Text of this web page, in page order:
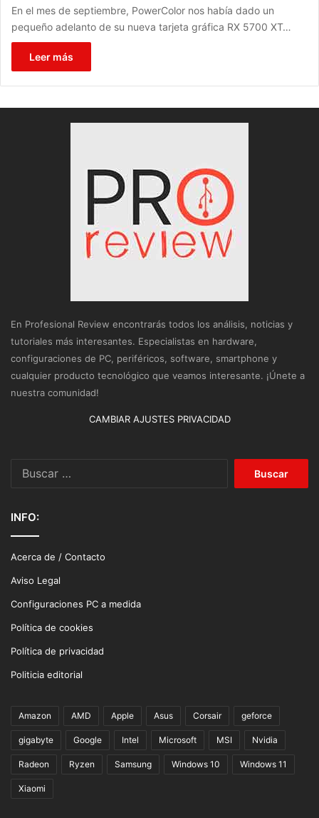
En el mes de septiembre, PowerColor nos había dado un
pequeño adelanto de su nueva tarjeta gráfica RX 5700 XT…
Leer más
En Profesional Review encontrarás todos los análisis, noticias y
tutoriales más interesantes. Especialistas en hardware,
configuraciones de PC, periféricos, software, smartphone y
cualquier producto tecnológico que veamos interesante. ¡Únete a
nuestra comunidad!
CAMBIAR AJUSTES PRIVACIDAD
INFO:
Acerca de / Contacto
Aviso Legal
Configuraciones PC a medida
Política de cookies
Política de privacidad
Politicia editorial
Amazon AMD Apple Asus Corsair geforce
gigabyte Google Intel Microsoft MSI Nvidia
Radeon Ryzen Samsung Windows 10 Windows 11
Xiaomi